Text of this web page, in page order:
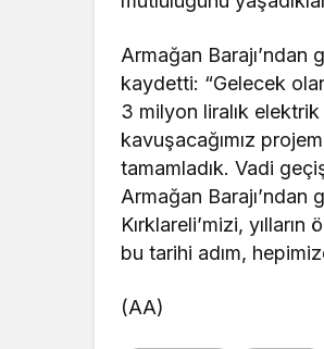
Armağan Barajı’ndan
kaydetti: “Gelecek
3 milyon liralık
kavuşacağımız
tamamladık. Vadi
Armağan
Kırklareli’mizi,
bu tarihi adım,
(AA)